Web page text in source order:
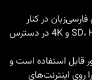
در کنار
محتوای VOD و کیفیت‌های مختلف SD، HD، FHD و 4K در دسترس
قابل استفاده است و
روی اینترنت‌های